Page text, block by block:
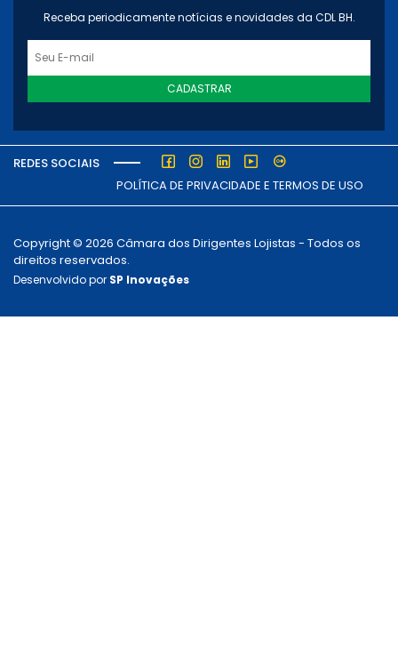
Receba periodicamente notícias e novidades da CDL BH.
CADASTRAR
REDES SOCIAIS
POLÍTICA DE PRIVACIDADE E TERMOS DE USO
Copyright © 2026 Câmara dos Dirigentes Lojistas - Todos os
direitos reservados.
Desenvolvido por SP Inovações